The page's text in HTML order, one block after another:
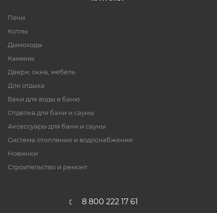
Печи
Котлы
Дымоходы
Камины
Двери, окна, мебель
Для отдыха
Баки для воды в баню
Отделка для бани и сауны
Аксессуары для бани и сауны
Система отопления и водоснабжения
Новинки
Строительство и ремонт
8 800 222 17 61